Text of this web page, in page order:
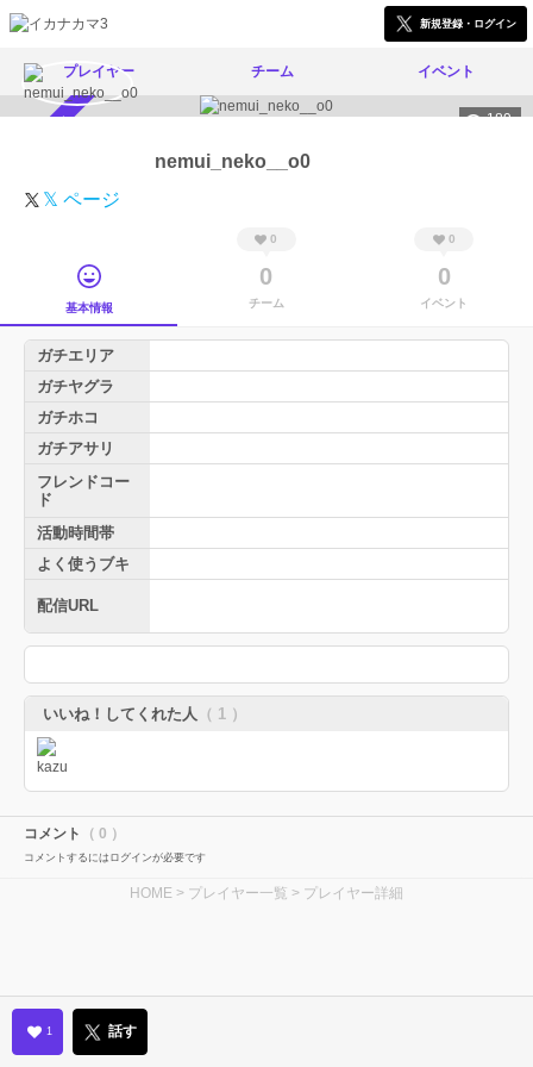
新規登録・ログイン
プレイヤー チーム イベント
189
nemui_neko__o0
𝕏 ページ
基本情報
0
0
チーム
0
0
イベント
ガチエリア
ガチヤグラ
ガチホコ
ガチアサリ
フレンドコー
ド
活動時間帯
よく使うブキ
配信URL
いいね！してくれた人 （ 1 ）
コメント （ 0 ）
コメントするにはログインが必要です
HOME > プレイヤー一覧 > プレイヤー詳細
1 話す